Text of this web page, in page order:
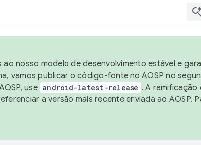
ao nosso modelo de desenvolvimento estável e
vamos publicar o código-fonte no AOSP no
use android-latest-release . A ramificação
a versão mais recente enviada ao AOSP.